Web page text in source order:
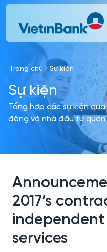
Skip to Main Content
Trang chủ Sự kiện
Sự kiện
Tổng hợp các sự kiện
đông và nhà đầu tư
2017’s
services